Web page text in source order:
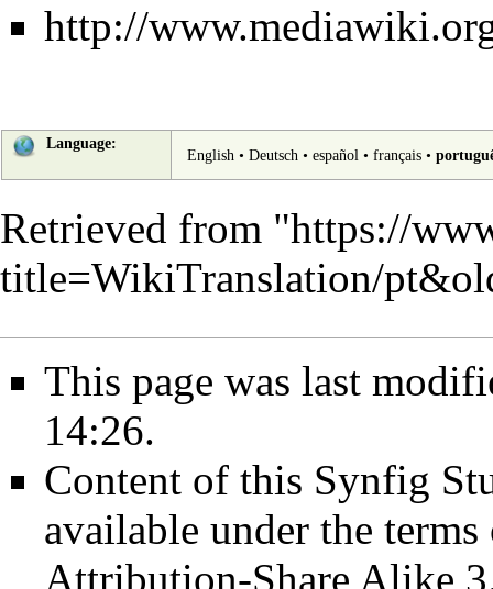
http://
Language:
English • Deutsch • español • français•
Retrieved from "https://
title=WikiTranslation/
This page was last
14:26.
Content of this Synfig
available under the
Attribution-Share Alike